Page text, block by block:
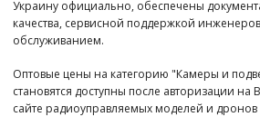
Категории
Бренды
Войти в B2B
Украину официально, обеспечены
качества, сервисной поддержкой
обслуживанием.
Оптовые цены на категорию "Камеры и
становятся доступны после авторизации на
сайте радиоуправляемых моделей и дронов